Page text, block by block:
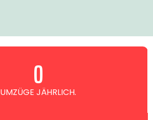
UMZÜGE JÄHRLICH.
0